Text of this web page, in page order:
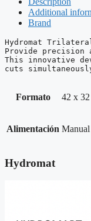
Additional
Brand
Hydromat
Provide precision
This innovative
cuts
Formato 42 x
Alimentación Manual
Hydromat